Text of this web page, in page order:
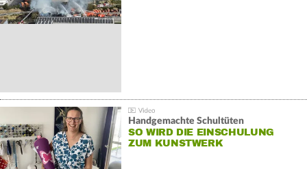
Handgemachte Schultüten
SO WIRD DIE EINSCHULUNG
ZUM KUNSTWERK